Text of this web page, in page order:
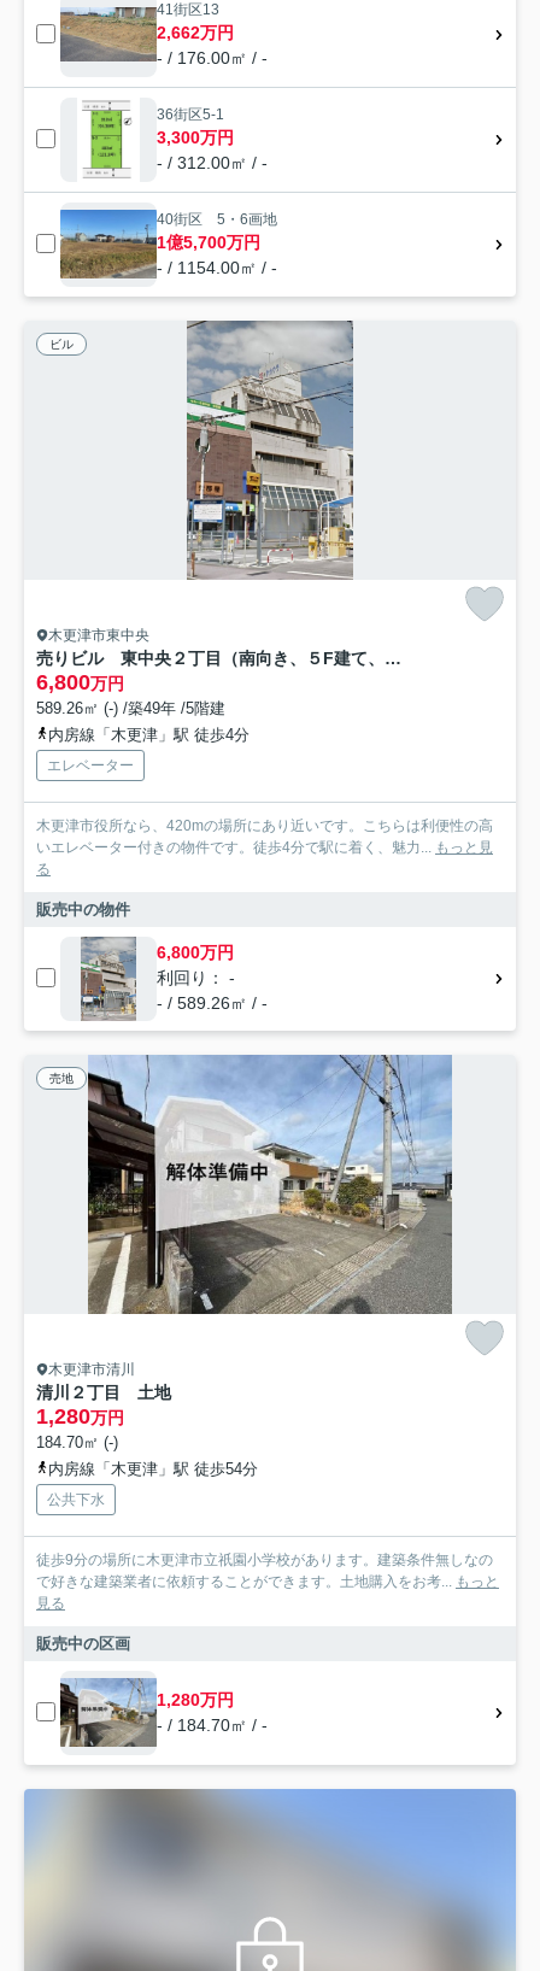
41街区13
2,662万円
- / 176.00㎡ / -
36街区5-1
3,300万円
- / 312.00㎡ / -
40街区 5・6画地
1億5,700万円
- / 1154.00㎡ / -
ビル
木更津市東中央
売りビル 東中央２丁目（南向き、５F建て、住居区あり）
6,800万円
589.26㎡ (-) /築49年 /5階建
内房線「木更津」駅 徒歩4分
エレベーター
木更津市役所なら、420mの場所にあり近いです。こちらは利便性の高
いエレベーター付きの物件です。徒歩4分で駅に着く、魅力...
もっと見
る
販売中の物件
6,800万円
利回り： -
- / 589.26㎡ / -
売地
木更津市清川
清川２丁目 土地
1,280万円
184.70㎡ (-)
内房線「木更津」駅 徒歩54分
公共下水
徒歩9分の場所に木更津市立祇園小学校があります。建築条件無しなの
で好きな建築業者に依頼することができます。土地購入をお考...
もっと
見る
販売中の区画
1,280万円
- / 184.70㎡ / -